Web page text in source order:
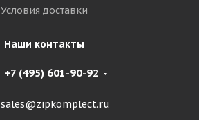
Условия доставки
Наши контакты
+7 (495) 601-90-92
sales@zipkomplect.ru